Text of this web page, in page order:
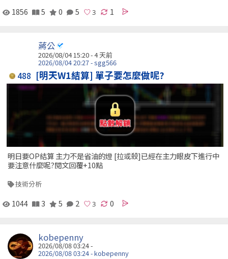
1856 5 0 5 1
蔣公
2026/08/04 15:20 - 4 天前
2026/08/04 20:27 - sgg566
488 [明天W1結算] 單子要怎麼做呢?
明日要OP結算 主力不是省油的燈 [拉或殺]已經在主力眼皮下進行中
要注意什麼呢?閱文回覆+10點
技術分析
1044 3 5 2 0
kobepenny
2026/08/08 03:24 -
2026/08/08 03:24 - kobepenny